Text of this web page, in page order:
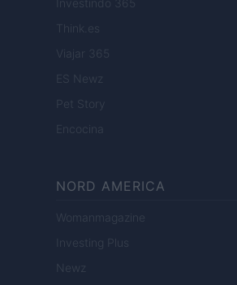
Investindo 365
Think.es
Viajar 365
ES Newz
Pet Story
Encocina
NORD AMERICA
Womanmagazine
Investing Plus
Newz